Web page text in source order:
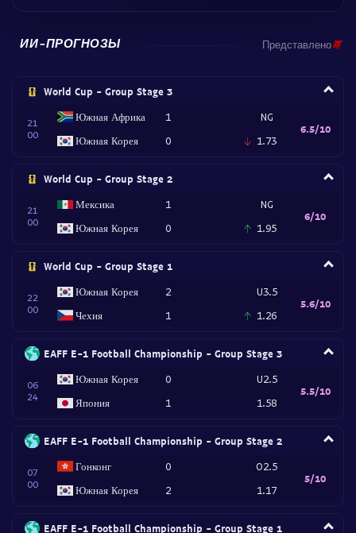
ИИ-ПРОГНОЗЫ Представлено
World Cup - Group Stage 3
21
00
Южная Африка
Южная Корея
1
0
NG
1.73
6.5/10
World Cup - Group Stage 2
21
00
Мексика
Южная Корея
1
0
NG
1.95
6/10
World Cup - Group Stage 1
22
00
Южная Корея
Чехия
2
1
U3.5
1.26
5.6/10
EAFF E-1 Football Championship - Group Stage 3
06
24
Южная Корея
Япония
0
1
U2.5
1.58
5.5/10
EAFF E-1 Football Championship - Group Stage 2
07
00
Гонконг
Южная Корея
0
2
O2.5
1.17
5/10
EAFF E-1 Football Championship - Group Stage 1